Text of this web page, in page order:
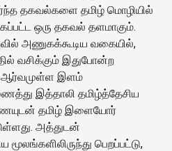
தகவல்களை தமிழ் மொழியில்
ஒரு தகவல் தளமாகும்.
அணுகக்கூடிய வகையில்,
வசிக்கும் இதுபோன்ற
ஆர்வமுள்ள இளம்
இத்தாலி தமிழ்த்தேசிய
தமிழ் இளையோர்
அத்துடன்
பெறப்பட்டு,